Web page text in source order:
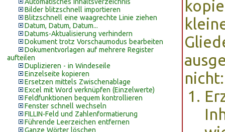
Bilder blitzschnell importieren
Blitzschnell eine waagrechte Linie ziehen
Datum, Datum, Datum...
Datums-Aktualisierung verhindern
Dokument trotz Vorschaumodus bearbeiten
Dokumentvorlagen auf mehrere Register
aufteilen
Duplizieren - in Windeseile
Einzelseite kopieren
Ersetzen mittels Zwischenablage
Excel mit Word verknüpfen (Einzelwerte)
Feldfunktionen bequem kontrollieren
Fenster schnell wechseln
FILLIN-Feld und Zahlenformatierung
Führende Leerzeichen entfernen
Ganze Wörter löschen
nicht: